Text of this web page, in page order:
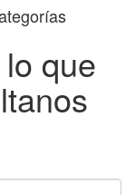
que